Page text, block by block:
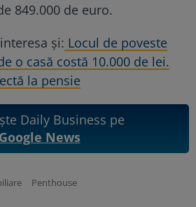
849.000 de euro.
și: Locul de poveste
o casă costă 10.000 de lei.
la pensie
Daily Business pe
Google News
Penthouse